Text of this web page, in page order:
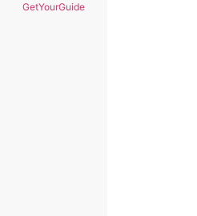
GetYourGuide